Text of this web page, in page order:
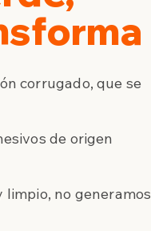
corrugado, que se
de origen
limpio, no generamos